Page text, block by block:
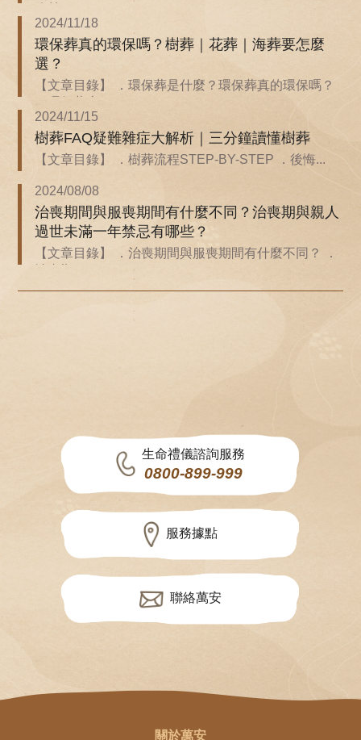
2024/11/18
環保葬真的環保嗎？樹葬｜花葬｜海葬要怎麼
選？
【文章目錄】 ．環保葬是什麼？環保葬真的環保嗎？
2024/11/15
樹葬FAQ疑難雜症大解析｜三分鐘讀懂樹葬
【文章目錄】 ．樹葬流程STEP-BY-STEP ．後悔...
2024/08/08
治喪期間與服喪期間有什麼不同？治喪期與親人
過世未滿一年禁忌有哪些？
【文章目錄】 ．治喪期間與服喪期間有什麼不同？ ．
生命禮儀諮詢服務
0800-899-999
服務據點
聯絡萬安
關於萬安